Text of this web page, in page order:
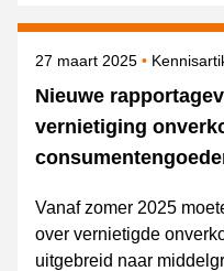
Nieuwe
vernietiging
Gepubliceerd op
27 maart 2025
Vanaf zomer 2025
over vernietigde
uitgebreid naar